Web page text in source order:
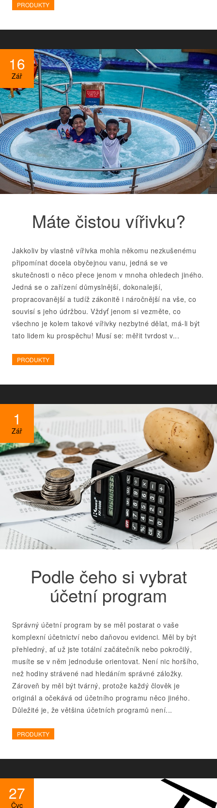
PRODUKTY
16
Zář
Máte čistou vířivku?
Jakkoliv by vlastně vířivka mohla někomu nezkušenému
připomínat docela obyčejnou vanu, jedná se ve
skutečnosti o něco přece jenom v mnoha ohledech jiného.
Jedná se o zařízení důmyslnější, dokonalejší,
propracovanější a tudíž zákonitě i náročnější na vše, co
souvisí s jeho údržbou. Vždyť jenom si vezměte, co
všechno je kolem takové vířivky nezbytné dělat, má-li být
tato lidem ku prospěchu! Musí se: měřit tvrdost v...
PRODUKTY
1
Zář
Podle čeho si vybrat
účetní program
Správný účetní program by se měl postarat o vaše
komplexní účetnictví nebo daňovou evidenci. Měl by být
přehledný, ať už jste totální začátečník nebo pokročilý,
musíte se v něm jednoduše orientovat. Není nic horšího,
než hodiny strávené nad hledáním správné záložky.
Zároveň by měl být tvárný, protože každý člověk je
originál a očekává od účetního programu něco jiného.
Důležité je, že většina účetních programů není...
PRODUKTY
27
Čvc